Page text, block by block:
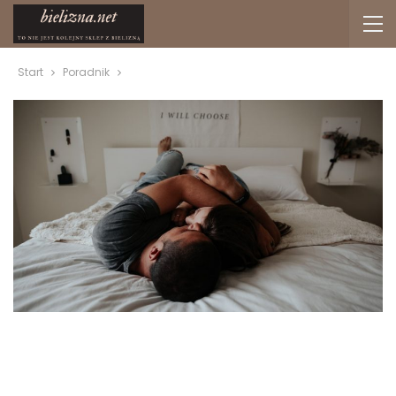
Start Poradnik